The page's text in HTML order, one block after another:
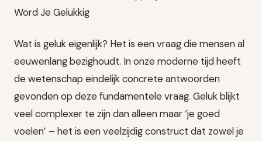
Wat is geluk eigenlijk? Het is een vraag die mensen al
eeuwenlang bezighoudt. In onze moderne tijd heeft
de wetenschap eindelijk concrete antwoorden
gevonden op deze fundamentele vraag. Geluk blijkt
veel complexer te zijn dan alleen maar ‘je goed
voelen’ – het is een veelzijdig construct dat zowel je